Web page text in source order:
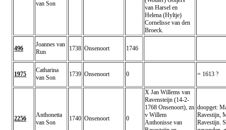
van Son
van Harsel en
Helena (Hyltje)
Cornelisse van den
Broeck.
496
Joannes van
Run
1738 Onsenoort 1746
1975
Catharina
van Son
1739 Onsenoort 0 = 1613 ?
2256
Anthonetta
van Son
1740 Onsenoort 0
X Jan Willems van
Ravensteijn (14-2-
1768 Onsenoort), zn
v Willem
Anthonisse van
doopget:
Ravestijn,
Ravestijn.